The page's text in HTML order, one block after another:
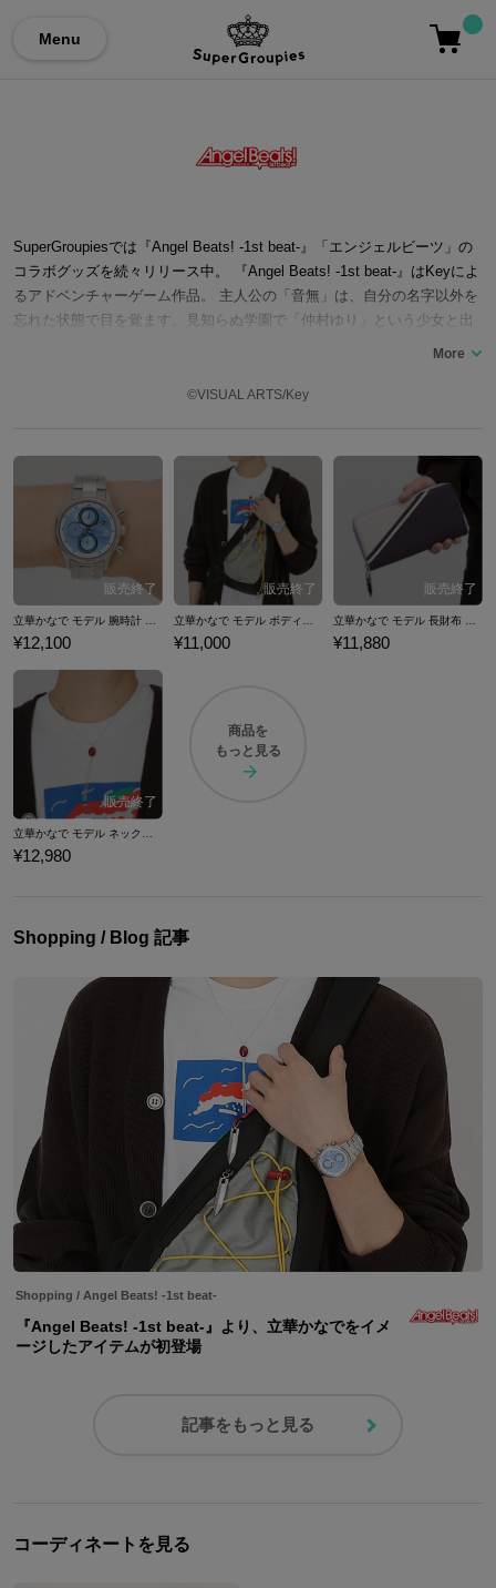
Menu
SuperGroupiesでは『Angel Beats! -1st beat-』「エンジェルビーツ」の
コラボグッズを続々リリース中。 『Angel Beats! -1st beat-』はKeyによ
るアドベンチャーゲーム作品。 主人公の「音無」は、自分の名字以外を
忘れた状態で目を覚ます。見知らぬ学園で「仲村ゆり」という少女と出
会い、自分がいる場所は死後の世界であることを告げられる。 学園では
世界戦線（通称SSS）」が戦いを繰り広げており、音無は戸惑いながら
ームの前身であるアニメ『Angel Beats!』はP.A.WORKSが制作を務め、
神谷浩史氏、花澤香菜氏といった声優陣を迎えたことや、スタッフとし
てKey所属の麻枝准氏やNa-Ga氏がアニメ制作に参加したことで、大きな
反響を呼びました。 また『Angel Beats! -1st beat-』では選択によって見
られる、アニメでは存在しないオリジナルシーンを追加。実質的な続編
でこそないものの、ファンには待望といえる作品となりました。 ここで
は「エンジェルビーツ」コラボの腕時計やバッグなど…『Angel Beats! -
1st beat-』コラボファッションアイテムをご紹介いたします。
©VISUAL ARTS/Key
¥12,100 ¥11,000 ¥11,880
立華かなで モデル ネックレス Angel Beats! -1st beat- / Key
¥12,980
商品を
もっと見る
Shopping / Blog 記事
Shopping / Angel Beats! -1st beat-
『Angel Beats! -1st beat-』より、立華かなでをイメ
ージしたアイテムが初登場
記事をもっと見る
コーディネートを見る